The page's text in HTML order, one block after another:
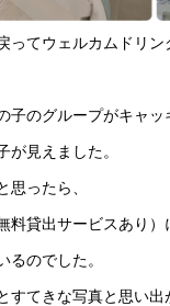
ってウェルカムドリ
子のグループがキャッ
が見えました。
思ったら、
料貸出サービスあり）
るのでした。
すてきな写真と思い出